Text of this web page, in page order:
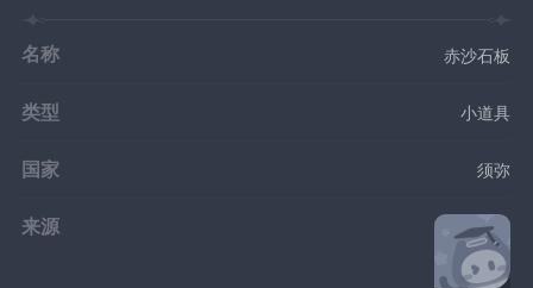
名称 赤沙石板
类型 小道具
国家 须弥
来源